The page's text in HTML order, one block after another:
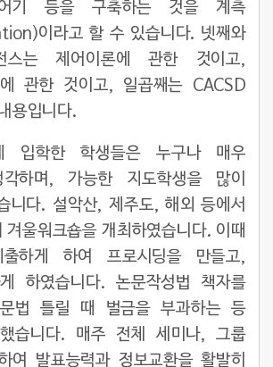
기 등을 구축하는 것을 계측
이라고 할 수 있습니다. 넷째와
스는 제어이론에 관한 것이고,
관한 것이고, 일곱째는 CACSD
용입니다.
입학한 학생들은 누구나 매우
하며, 가능한 지도학생을 많이
니다. 설악산, 제주도, 해외 등에서
겨울워크숍을 개최하였습니다. 이때
출하게 하여 프로시딩을 만들고,
하였습니다. 논문작성법 책자를
법 틀릴 때 벌금을 부과하는 등
습니다. 매주 전체 세미나, 그룹
여 발표능력과 정보교환을 활발히